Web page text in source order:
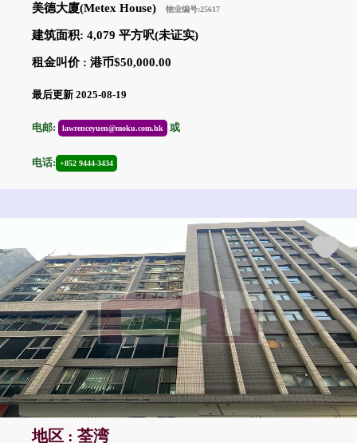
美德大廈(Metex House) 物业编号:25617
建筑面积: 4,079 平方呎(未证实)
租金叫价 : 港币$50,000.00
最后更新 2025-08-19
电邮: lawrenceyuen@moku.com.hk 或
电话: +852 9444-3434
地区 : 荃湾